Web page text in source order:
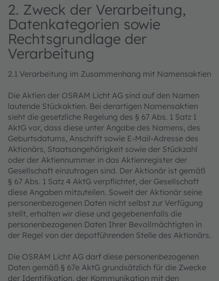
2. Zweck der Verarbeitung,
Datenkategorien sowie
Rechtsgrundlage der
Verarbeitung
2.1 Verarbeitung im Zusammenhang mit Namensaktien
Die Aktien der OSRAM Licht AG sind auf den Namen
lautende Stückaktien. Bei derartigen Namensaktien
sieht die gesetzliche Regelung des § 67 Abs. 1 Satz 1
AktG vor, dass diese unter Angabe des Namens, des
Geburtsdatums, Anschrift sowie E-Mail-Adresse des
Aktionärs, Staatsangehörigkeit sowie der Stückzahl
oder der Aktiennummer in das Aktienregister der
Gesellschaft einzutragen sind. Der Aktionär ist gemäß
§ 67 Abs. 1 Satz 4 AktG verpflichtet, der Gesellschaft
diese Angaben mitzuteilen. Soweit der Aktionär seine
personenbezogenen Daten nicht selbst zur Verfügung
stellt, erhalten wir diese und gegebenenfalls die
personenbezogenen Daten Ihrer Bevollmächtigten in
der Regel von der depotführenden Stelle des Aktionärs.
Die OSRAM Licht AG darf diese personenbezogenen
Daten gemäß § 67e AktG grundsätzlich für die Zwecke
der Identifikation, der Kommunikation mit den